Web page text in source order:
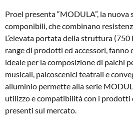
Proel presenta “MODULA”, la nuova
componibili, che combinano
L’elevata portata della struttura (750
range di prodotti ed accessori, fanno
ideale per la composizione di palchi
musicali, palcoscenici teatrali e
alluminio permette alla serie
utilizzo e compatibilità con i prodotti
presenti sul mercato.